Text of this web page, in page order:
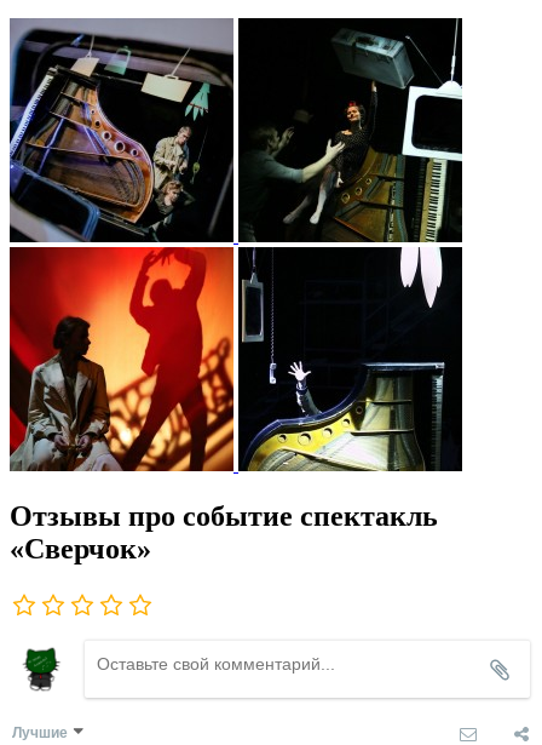
Отзывы про событие спектакль
«Сверчок»
Лучшие